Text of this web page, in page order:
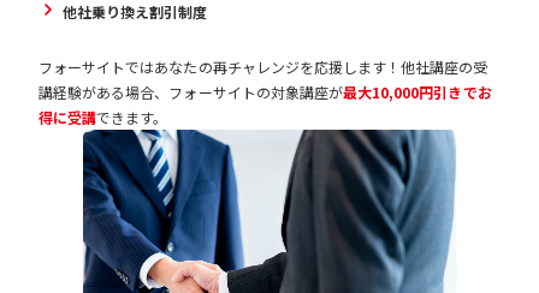
他社乗り換え割引制度
フォーサイトではあなたの再チャレンジを応援します！他社講座の受
講経験がある場合、フォーサイトの対象講座が最大10,000円引きでお
得に受講できます。